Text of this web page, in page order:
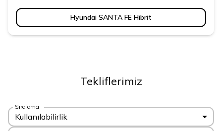
Hyundai SANTA FE Hibrit
Tekliflerimiz
Sıralama
Kullanılabilirlik